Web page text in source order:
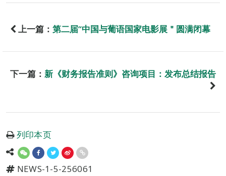
上一篇： 第二届“中国与葡语国家电影展＂圆满闭幕
下一篇： 新《财务报告准则》咨询项目：发布总结报告
列印本页
NEWS-1-5-256061